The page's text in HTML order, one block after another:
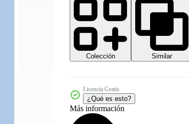
Colección
Similar
Licencia Gratis
¿Qué es esto?
Más información